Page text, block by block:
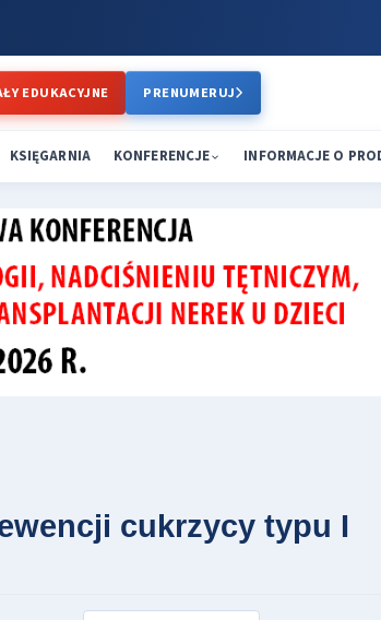
EDUKACYJNE PRENUMERUJ
KSIĘGARNIA KONFERENCJE INFORMACJE O
cukrzycy typu I